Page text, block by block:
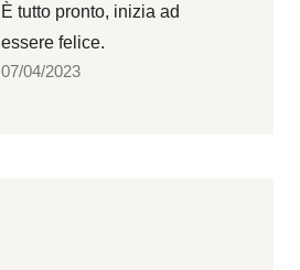
È tutto pronto, inizia ad
essere felice.
07/04/2023